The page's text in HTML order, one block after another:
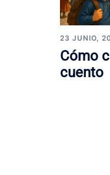
23 JUNIO,
Cómo
cuento